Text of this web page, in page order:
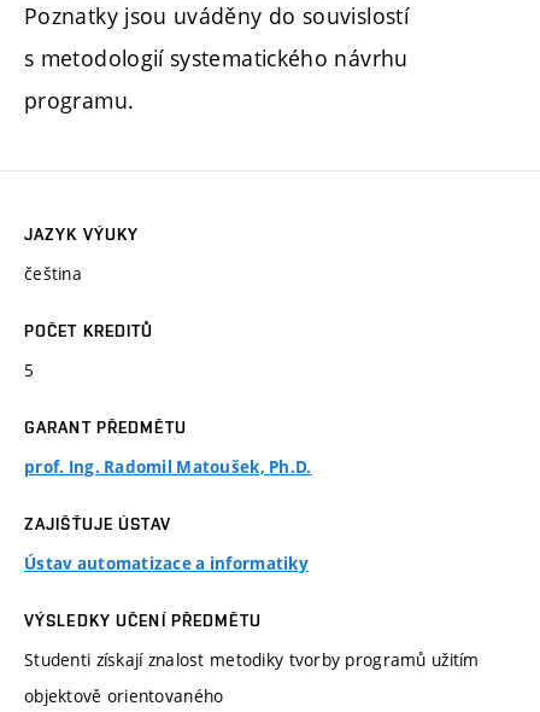
Poznatky jsou uváděny do souvislostí
s metodologií systematického návrhu
programu.
JAZYK VÝUKY
čeština
POČET KREDITŮ
5
GARANT PŘEDMĚTU
prof. Ing. Radomil Matoušek, Ph.D.
ZAJIŠŤUJE ÚSTAV
Ústav automatizace a informatiky
VÝSLEDKY UČENÍ PŘEDMĚTU
Studenti získají znalost metodiky tvorby programů užitím
objektově orientovaného